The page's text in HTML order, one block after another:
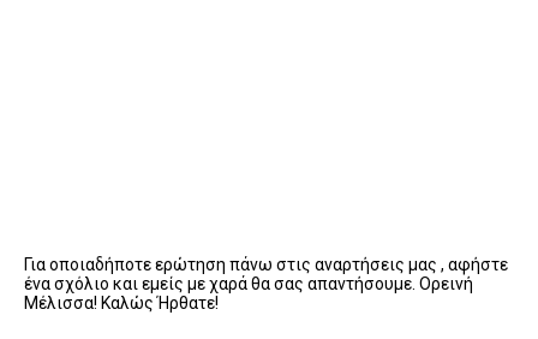
Για οποιαδήποτε ερώτηση πάνω στις αναρτήσεις μας , αφήστε
ένα σχόλιο και εμείς με χαρά θα σας απαντήσουμε. Ορεινή
Μέλισσα! Καλώς Ήρθατε!